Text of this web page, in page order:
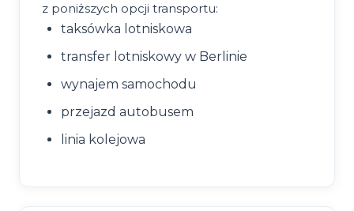
z poniższych opcji transportu:
taksówka lotniskowa
transfer lotniskowy w Berlinie
wynajem samochodu
przejazd autobusem
linia kolejowa